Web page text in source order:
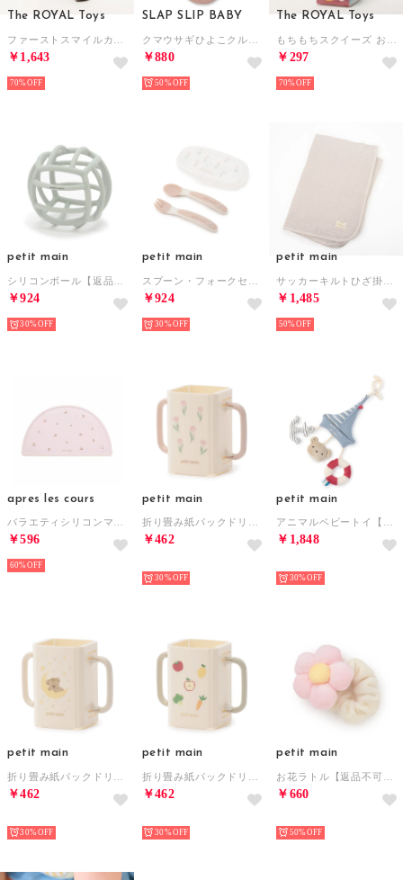
The ROYAL Toys
￥1,643
70%
SLAP SLIP BABY
￥880
50%
The ROYAL Toys
￥297
70%
petit main
￥924
30%
petit main
￥924
30%
petit main
￥1,485
50%
apres les cours
￥596
60%
petit main
￥462
30%
petit main
￥1,848
30%
petit main
￥462
30%
petit main
￥462
30%
petit main
￥660
50%